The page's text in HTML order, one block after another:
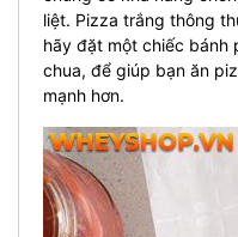
liệt. Pizza trắng thông
hãy đặt một chiếc bánh
chua, để giúp bạn ăn
mạnh hơn.